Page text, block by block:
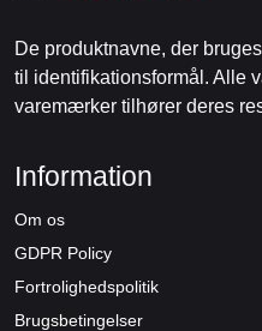
De produktnavne, der
til identifikationsformål. Alle
varemærker tilhører deres
Information
Om os
GDPR Policy
Fortrolighedspolitik
Brugsbetingelser